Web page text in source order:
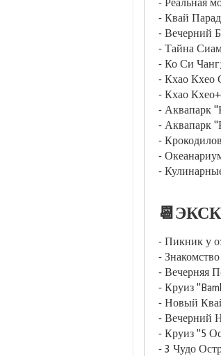
- Реальная
- Квай
- Вечерний
- Тайна
- Ко Си
- Кхао Кхео
- Кхао
- Аквапарк
- Аквапарк
-
-
-
- Пикник у
-
- Вечерняя
- Круиз
- Новый
- Вечерний
- Круиз "5
- 3 Чудо